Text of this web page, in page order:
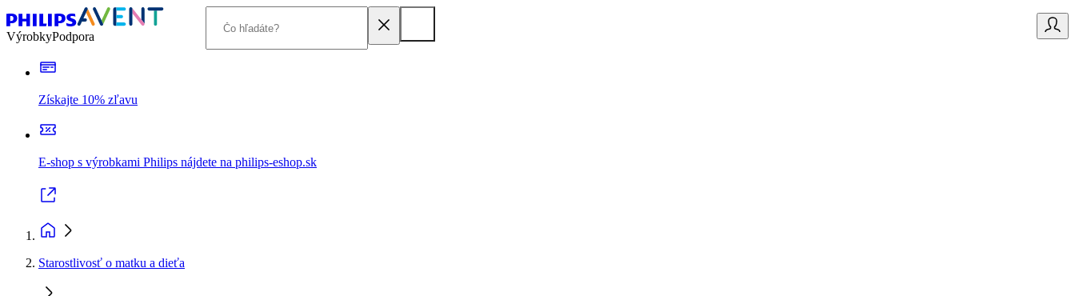
VýrobkyPodpora
Získajte 10% zľavu
E-shop s výrobkami Philips nájdete na philips-eshop.sk
Starostlivosť o matku a dieťa